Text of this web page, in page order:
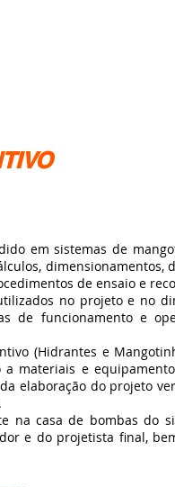
em sistemas de
dimensionamentos,
de ensaio e
no projeto e no
de funcionamento e
(Hidrantes e
materiais e
elaboração do projeto
casa de bombas do
e do projetista final,